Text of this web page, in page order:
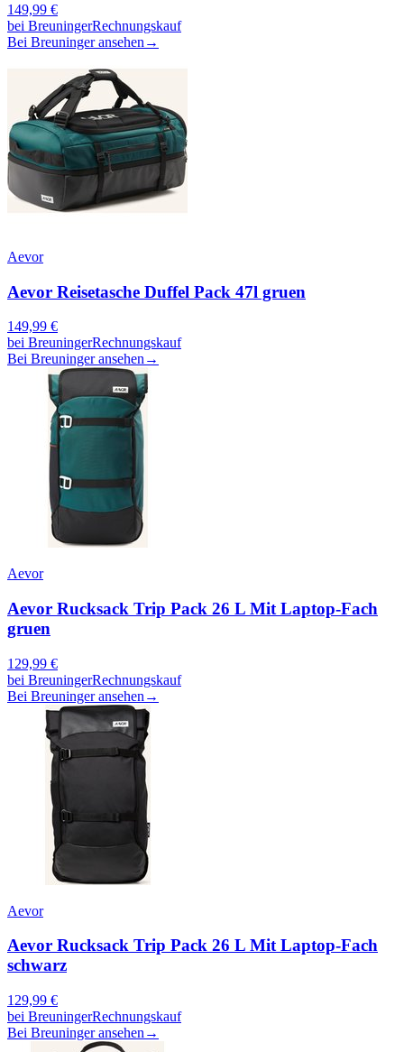
149,99 €
bei BreuningerRechnungskauf
Bei Breuninger ansehen →
Aevor
Aevor Reisetasche Duffel Pack 47l gruen
149,99 €
bei BreuningerRechnungskauf
Bei Breuninger ansehen →
Aevor
Aevor Rucksack Trip Pack 26 L Mit Laptop-Fach
gruen
129,99 €
bei BreuningerRechnungskauf
Bei Breuninger ansehen →
Aevor
Aevor Rucksack Trip Pack 26 L Mit Laptop-Fach
schwarz
129,99 €
bei BreuningerRechnungskauf
Bei Breuninger ansehen →